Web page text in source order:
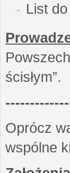
List
ścisłym”.
Oprócz
wspólne